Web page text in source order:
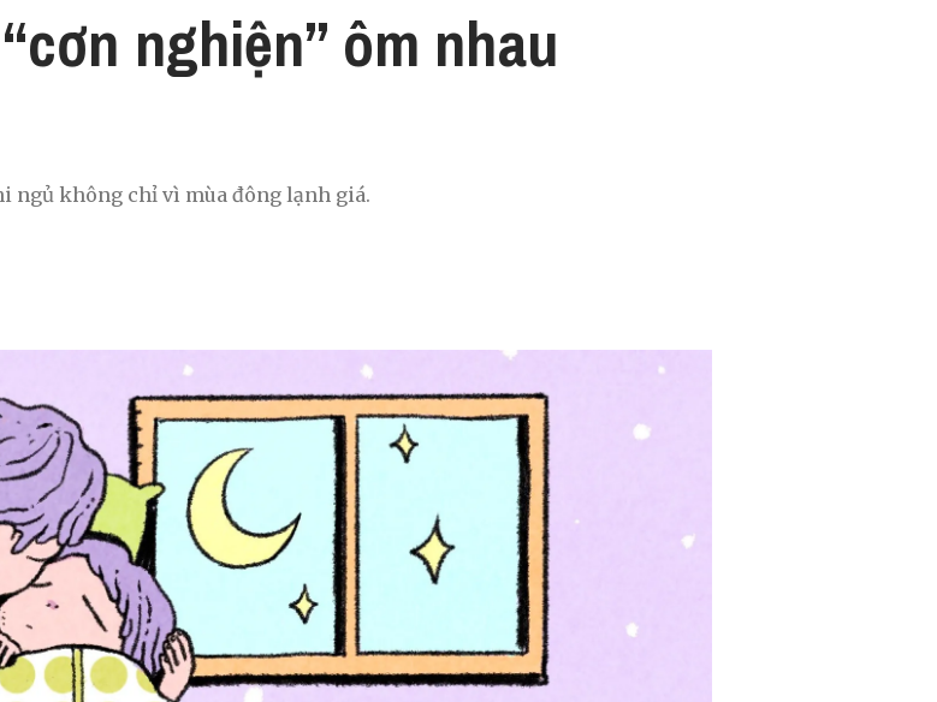
nghiện” ôm nhau
ngủ không chỉ vì mùa đông lạnh giá.